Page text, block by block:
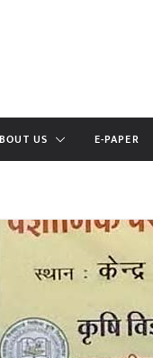
US E-PAPER